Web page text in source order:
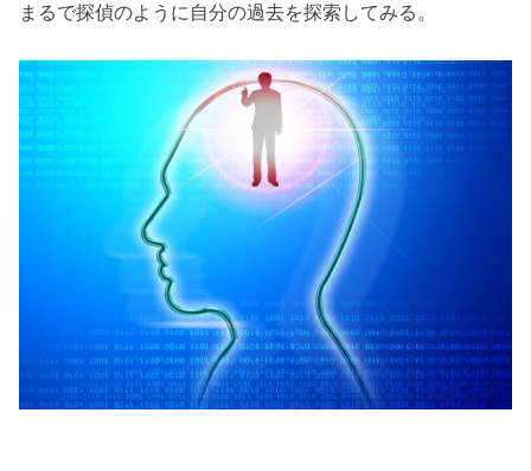
まるで探偵のように自分の過去を探索してみる。